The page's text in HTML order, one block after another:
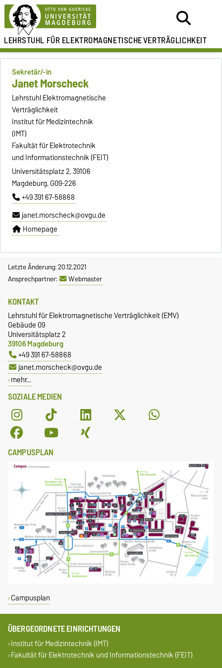
LEHRSTUHL FÜRELEKTROMAGNETISCHEVERTRÄGLICHKEIT
Sekretär/-in
Janet Morscheck
Lehrstuhl Elektromagnetische
Verträglichkeit
Institut für Medizintechnik
(IMT)
Fakultät für Elektrotechnik
und Informationstechnik (FEIT)
Universitätsplatz 2, 39106
Magdeburg, G09-226
+49 391 67-58868
janet.morscheck@ovgu.de
Homepage
Letzte Änderung: 20.12.2021
Ansprechpartner:
Webmaster
SOZIALE MEDIEN
KONTAKT
Lehrstuhl für Elektromagnetische Verträglichkeit (EMV)
Gebäude 09
Universitätsplatz 2
39106 Magdeburg
+49 391 67-58868
janet.morscheck@ovgu.de
mehr…
CAMPUSPLAN
Campusplan
ÜBERGEORDNETE EINRICHTUNGEN
Institut für Medizintechnik (IMT)
Fakultät für Elektrotechnik und Informationstechnik (FEIT)